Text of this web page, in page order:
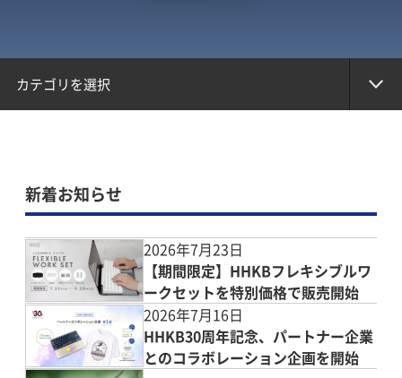
新着お知らせ
2026年7月23日
【期間限定】HHKBフレキシブルワ
ークセットを特別価格で販売開始
2026年7月16日
HHKB30周年記念、パートナー企業
とのコラボレーション企画を開始